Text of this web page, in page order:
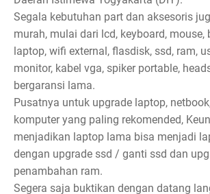
Segala kebutuhan part dan aksesoris
murah, mulai dari lcd, keyboard, mouse,
laptop, wifi external, flasdisk, ssd, ram,
monitor, kabel vga, spiker portable,
bergaransi lama.
Pusatnya untuk upgrade laptop,
komputer yang paling rekomended,
menjadikan laptop lama bisa menjadi
dengan upgrade ssd / ganti ssd dan
penambahan ram.
Segera saja buktikan dengan datang